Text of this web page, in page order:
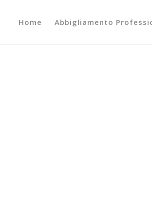
Home Abbigliamento